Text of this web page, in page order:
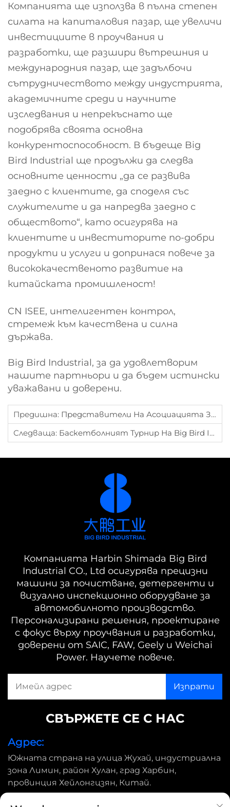
Компанията ще използва в пълна степен
силата на капиталовия пазар, ще увеличи
инвестициите в проучвания и
разработки, ще разшири вътрешния и
международния пазар, ще задълбочи
сътрудничеството между индустрията,
академичните среди и научните
изследвания и непрекъснато ще
подобрява своята основна
конкурентоспособност. В бъдеще Big
Bird Industrial ще продължи да следва
основните ценности „да се развива
заедно с клиентите, да споделя със
служителите и да напредва заедно с
обществото“, като осигурява на
клиентите и инвеститорите по-добри
продукти и услуги и допринася повече за
висококачественото развитие на
китайската промишленост!
CN ISEE, интелигентен контрол,
стремеж към качествена и силна
държава.
Big Bird Industrial, за да удовлетворим
нашите партньори и да бъдем истински
уважавани и доверени.
Предишна: Представители На Асоциацията За Малки И Средни Предпримахари От Харбин Посетиха Индустрията На Big Bird
Следваща: Баскетболният Турнир На Big Bird Industrial „Златни Криле 2025“ Приключи Успешно
Компанията Harbin Shimada Big Bird
Industrial CO., Ltd осигурява прецизни
машини за почистване, детергенти и
визуално инспекционно оборудване за
автомобилното производство.
Персонализирани решения, проектиране
с фокус върху проучвания и разработки,
доверени от SAIC, FAW, Geely и Weichai
Power. Научете повече.
СВЪРЖЕТЕ СЕ С НАС
Адрес:
Южната страна на улица Жухай, индустриална
зона Лимин, район Хулан, град Харбин,
провинция Хейлонгцзян, Китай.